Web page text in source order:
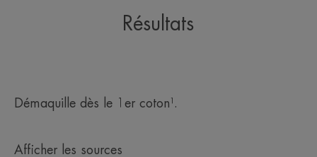
Résultats
Démaquille dès le 1er coton¹.
Afficher les sources